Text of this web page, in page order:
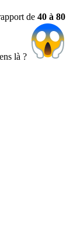
de 40 à 80
là ?